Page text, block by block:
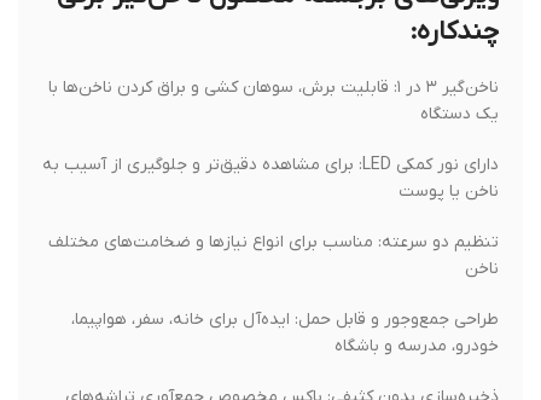
چندکاره:
ناخن‌گیر ۳ در ۱: قابلیت برش، سوهان کشی و براق کردن ناخن‌ها با
یک دستگاه
دارای نور کمکی LED: برای مشاهده دقیق‌تر و جلوگیری از آسیب به
ناخن یا پوست
تنظیم دو سرعته: مناسب برای انواع نیازها و ضخامت‌های مختلف
طراحی جمع‌وجور و قابل حمل: ایده‌آل برای خانه، سفر، هواپیما،
خودرو، مدرسه و باشگاه